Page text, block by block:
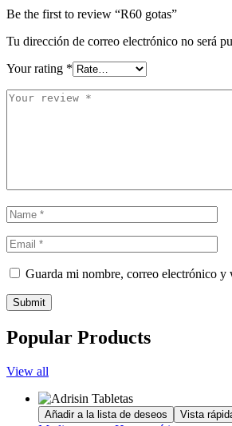
Be the first to review “R60 gotas”
Tu dirección de correo electrónico no será
Your rating *
Guarda mi nombre, correo electrónico y
Submit
Popular Products
View all
Añadir a la lista de deseos Vista